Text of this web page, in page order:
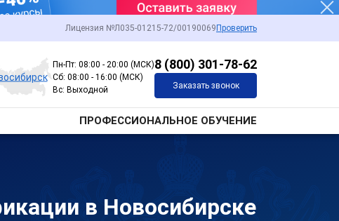
Лицензия №Л035-01215-72/00190069 Проверить
Пн-Пт: 08:00 - 20:00 (МСК)
Сб: 08:00 - 16:00 (МСК)
Вс: Выходной
8 (800) 301-78-62
Заказать звонок
ПРОФЕССИОНАЛЬНОЕ ОБУЧЕНИЕ
в Новосибирске